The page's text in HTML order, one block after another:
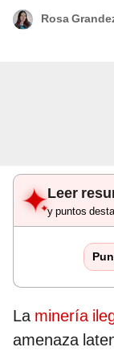
Rosa
Leer
y puntos
La minería
amenaza